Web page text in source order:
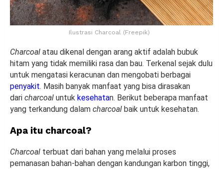
Ilustrasi Charcoal (Freepik)
Charcoal atau dikenal dengan arang aktif adalah bubuk
hitam yang tidak memiliki rasa dan bau. Terkenal sejak dulu
untuk mengatasi keracunan dan mengobati berbagai
penyakit. Masih banyak manfaat yang bisa dirasakan
dari charcoal untuk kesehatan. Berikut beberapa manfaat
yang terkandung dalam charcoal baik untuk kesehatan.
Apa itu charcoal?
Charcoal terbuat dari bahan yang melalui proses
pemanasan bahan-bahan dengan kandungan karbon tinggi,